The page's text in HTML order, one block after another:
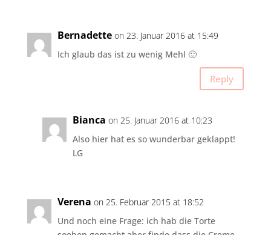
Bernadette on 23. Januar 2016 at 15:49
Ich glaub das ist zu wenig Mehl 🙂
Reply
Bianca on 25. Januar 2016 at 10:23
Also hier hat es so wunderbar geklappt!
LG
Verena on 25. Februar 2015 at 18:52
Und noch eine Frage: ich hab die Torte